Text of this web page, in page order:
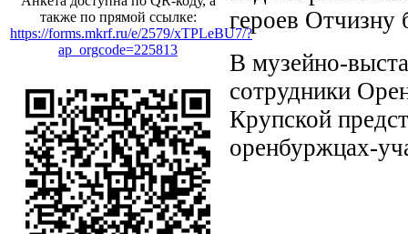
также по прямой ссылке:
https://forms.mkrf.ru/e/2579/xTPLeBU7/?
ap_orgcode=225813
героев Отчизну
В музейно-
сотрудники
Крупской
оренбуржцах-